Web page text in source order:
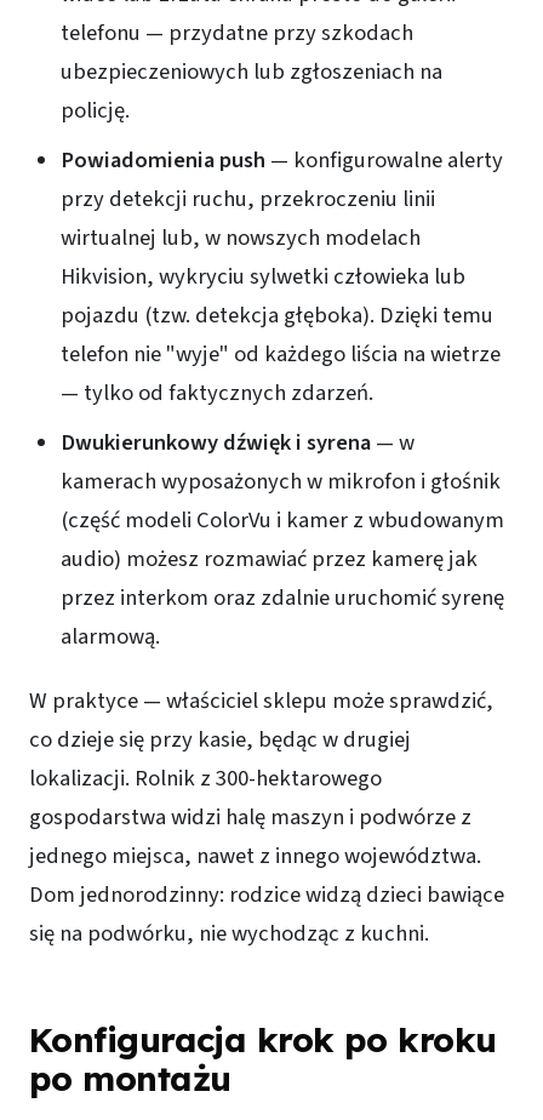
telefonu — przydatne przy szkodach
ubezpieczeniowych lub zgłoszeniach na
policję.
Powiadomienia push — konfigurowalne alerty
przy detekcji ruchu, przekroczeniu linii
wirtualnej lub, w nowszych modelach
Hikvision, wykryciu sylwetki człowieka lub
pojazdu (tzw. detekcja głęboka). Dzięki temu
telefon nie "wyje" od każdego liścia na wietrze
— tylko od faktycznych zdarzeń.
Dwukierunkowy dźwięk i syrena— w
kamerach wyposażonych w mikrofon i głośnik
(część modeli ColorVu i kamer z wbudowanym
audio) możesz rozmawiać przez kamerę jak
przez interkom oraz zdalnie uruchomić syrenę
alarmową.
W praktyce — właściciel sklepu może sprawdzić,
co dzieje się przy kasie, będąc w drugiej
lokalizacji. Rolnik z 300-hektarowego
gospodarstwa widzi halę maszyn i podwórze z
jednego miejsca, nawet z innego województwa.
Dom jednorodzinny: rodzice widzą dzieci bawiące
się na podwórku, nie wychodząc z kuchni.
Konfiguracja krok po kroku
po montażu